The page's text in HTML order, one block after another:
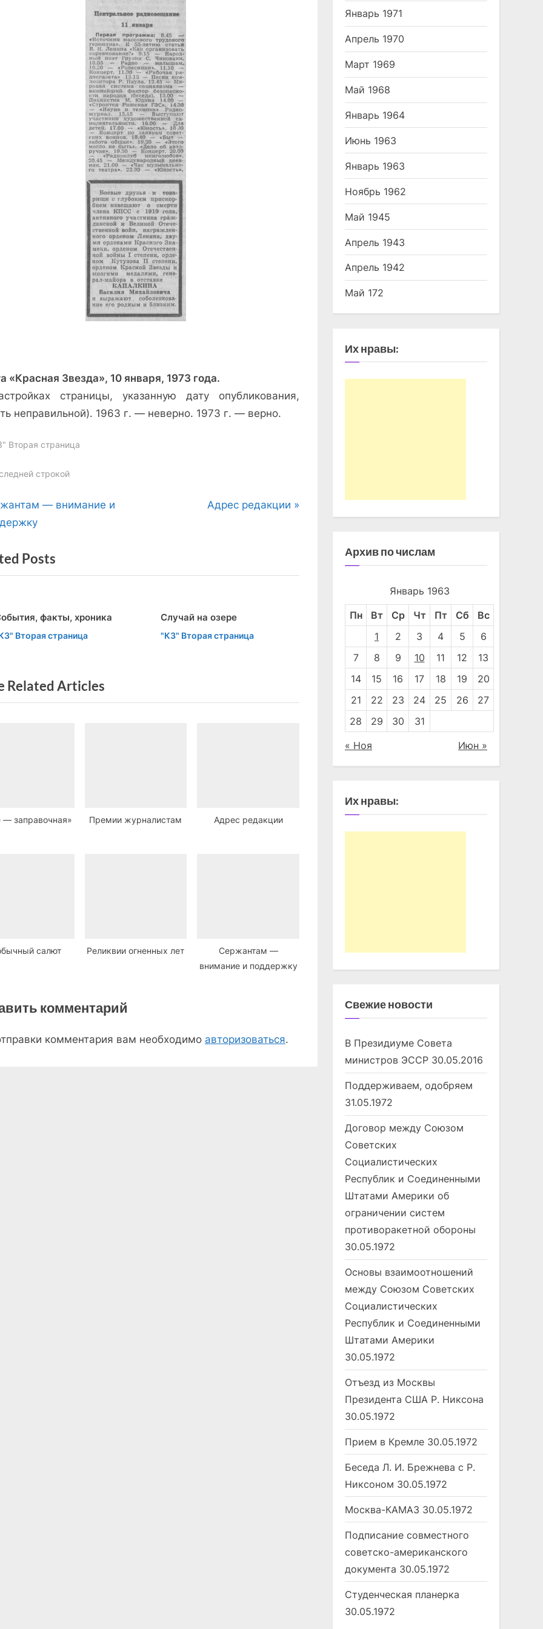
«Красная Звезда», 10 января, 1973 года.
страницы, указанную дату опубликования,
неправильной). 1963 г. — неверно. 1973 г. — верно.
Вторая страница
строкой
— внимание и
N
P
Адрес редакции
Posts
факты, хроника
Вторая страница
Случай на озере
"КЗ" Вторая страница
Встреча в редакции
"КЗ" Вторая страница
Related Articles
— заправочная» Премии журналистам Адрес редакции
салют Реликвии огненных лет
Сержантам —
внимание и поддержку
комментарий
комментария вам необходимо авторизоваться.
Январь 1971
Апрель 1970
Март 1969
Май 1968
Январь 1964
Июнь 1963
Январь 1963
Ноябрь 1962
Май 1945
Апрель 1943
Апрель 1942
Май 172
Их нравы:
Архив по числам
Январь 1963
Пн Вт Ср Чт Пт Сб
Вс
1
2 3 4 5
6
7
8 9 10 11 12
13
14
15 16 17 18 19
20
21
22 23 24 25 26
27
28
29 30 31
« Ноя Июн »
Их нравы:
Свежие новости
В Президиуме Совета
министров ЭССР 30.05.2016
Поддерживаем, одобряем
31.05.1972
Договор между Союзом
Советских
Социалистических
Республик и Соединенными
Штатами Америки об
ограничении систем
противоракетной обороны
30.05.1972
Основы взаимоотношений
между Союзом Советских
Социалистических
Республик и Соединенными
Штатами Америки
30.05.1972
Отъезд из Москвы
Президента США Р. Никсона
30.05.1972
Прием в Кремле 30.05.1972
Беседа Л. И. Брежнева с Р.
Никсоном 30.05.1972
Москва-КАМАЗ 30.05.1972
Подписание совместного
советско-американского
документа 30.05.1972
Студенческая планерка
30.05.1972